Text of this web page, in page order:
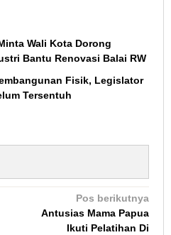
Wali Kota Dorong
Bantu Renovasi Balai RW
Fisik, Legislator
Tersentuh
Pos berikutnya
Antusias Mama Papua
Ikuti Pelatihan Di